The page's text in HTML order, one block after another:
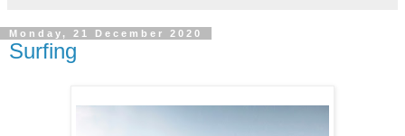
Monday, 21 December 2020
Surfing